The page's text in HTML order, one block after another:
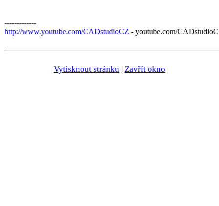
-------------
http://www.youtube.com/CADstudioCZ - youtube.com/
Vytisknout stránku | Zavřít okno